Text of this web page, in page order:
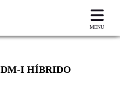
MENU
DM-I HÍBRIDO